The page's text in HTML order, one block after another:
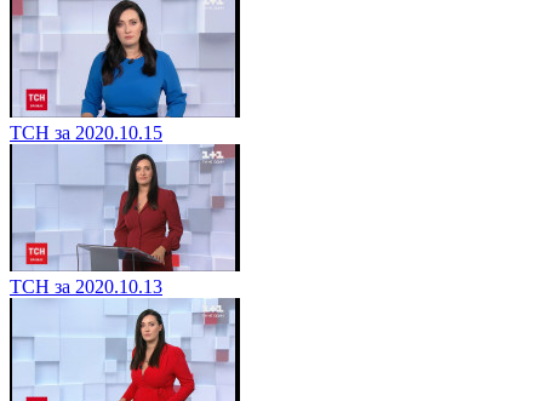
ТСН за 2020.10.15
ТСН за 2020.10.13